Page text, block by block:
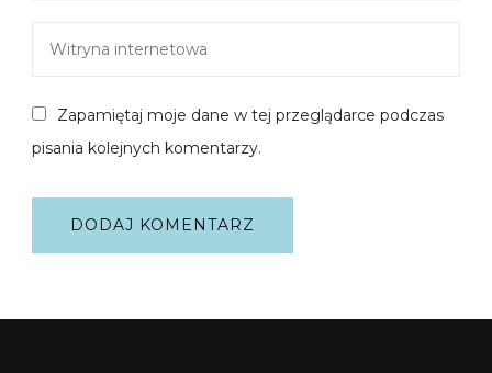
Zapamiętaj moje dane w tej przeglądarce podczas
pisania kolejnych komentarzy.